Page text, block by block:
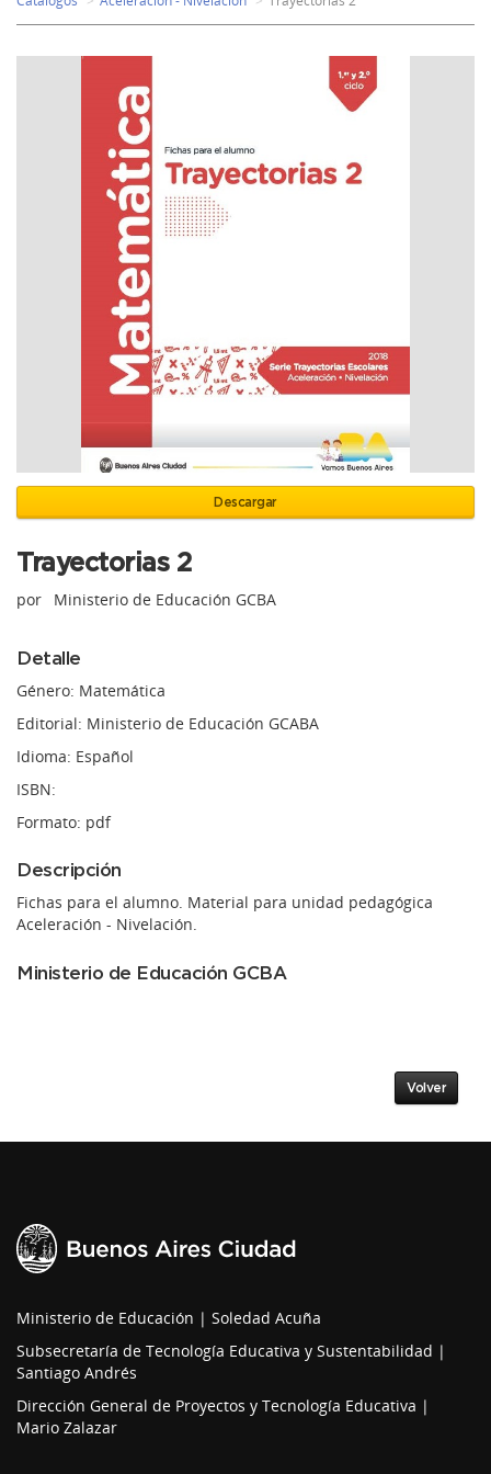
Descargar
Trayectorias 2
por Ministerio de Educación GCBA
Detalle
Género: Matemática
Editorial: Ministerio de Educación GCABA
Idioma: Español
ISBN:
Formato: pdf
Descripción
Fichas para el alumno. Material para unidad pedagógica
Aceleración - Nivelación.
Ministerio de Educación GCBA
Volver
Ministerio de Educación | Soledad Acuña
Subsecretaría de Tecnología Educativa y Sustentabilidad |
Santiago Andrés
Dirección General de Proyectos y Tecnología Educativa |
Mario Zalazar